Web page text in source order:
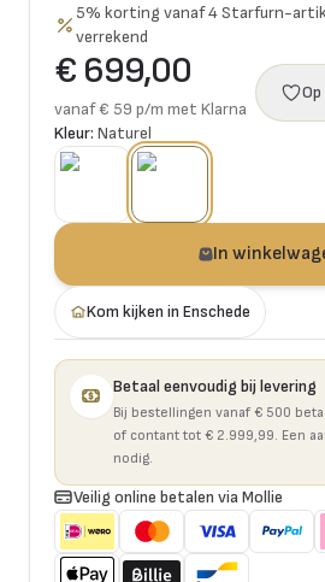
5% korting vanaf 4 Starfurn-
verrekend
€ 699,00
vanaf € 59 p/m met Klarna
Kleur: Naturel
In
Kom kijken in Enschede
Betaal eenvoudig bij levering
Bij bestellingen vanaf € 500
of contant tot € 2.999,99. Een
nodig.
Veilig online betalen via Mollie